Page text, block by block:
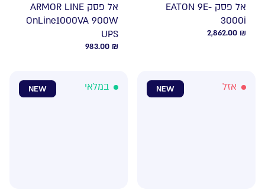
אל פסק EATON 9E-
3000i
2,862.00 ₪
אל פסק ARMOR LINE
OnLine1000VA 900W
UPS
983.00 ₪
NEW אזל NEW במלאי